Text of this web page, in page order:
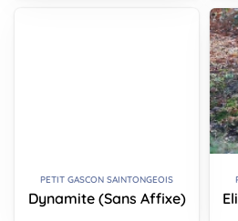
PETIT GASCON SAINTONGEOIS
Dynamite (Sans Affixe)